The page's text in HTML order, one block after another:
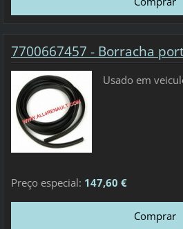
7700667457 - Borracha
Usado em
Preço especial: 147,60 €